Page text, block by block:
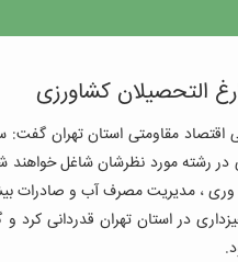
التحصیلان کشاورزی
رشته مورد نظرشان شاغل خواهند
وری ، مدیریت مصرف آب و صادرات
در استان تهران قدردانی
.